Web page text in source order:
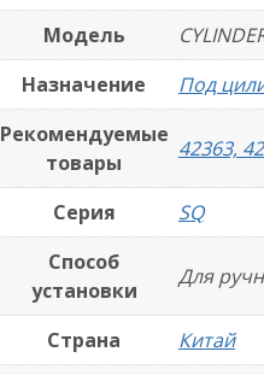
Модель
Назначение
Под
Рекомендуемые
товары
42363,
Серия
SQ
Способ
установки
Для
Страна
Китай